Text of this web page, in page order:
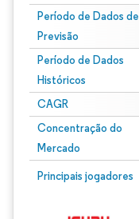
Período de Dados de
Previsão
Período de Dados
Históricos
CAGR
Concentração do
Mercado
Principais jogadores